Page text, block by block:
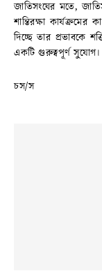
জাতিসংঘের মতে,
শান্তিরক্ষা
দিচ্ছে তার প্রভাবকে
একটি গুরুত্বপূর্ণ সুযোগ।
চস/স